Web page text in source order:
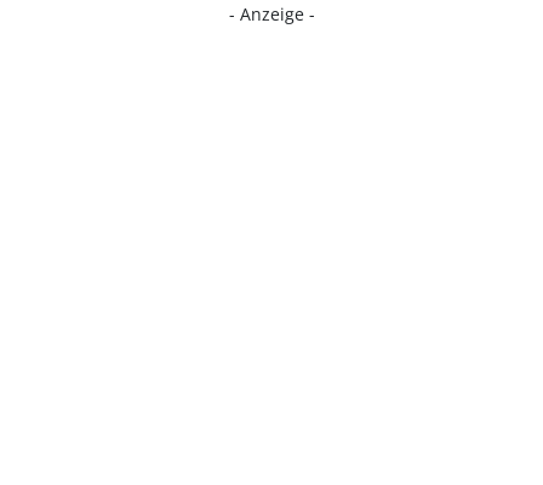
- Anzeige -